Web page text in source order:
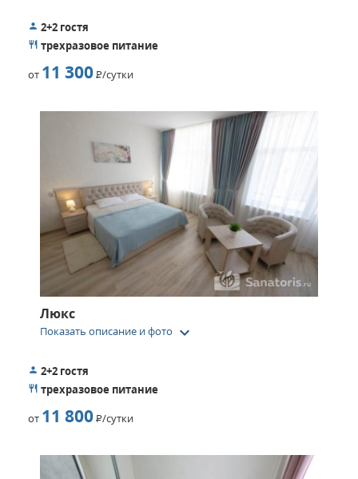
2+2 гостя
трехразовое питание
от 11 300Р/сутки
Люкс
Показать описание и фото keyboard_arrow_down
2+2 гостя
трехразовое питание
от 11 800Р/сутки